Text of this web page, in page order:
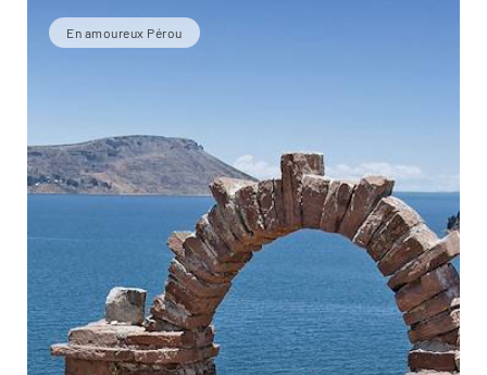
En amoureux Pérou